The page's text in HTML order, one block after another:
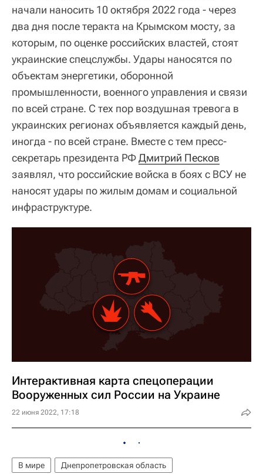
начали наносить 10 октября 2022 года - через
два дня после теракта на Крымском мосту, за
которым, по оценке российских властей, стоят
украинские спецслужбы. Удары наносятся по
объектам энергетики, оборонной
промышленности, военного управления и связи
по всей стране. С тех пор воздушная тревога в
украинских регионах объявляется каждый день,
иногда - по всей стране. Вместе с тем пресс-
секретарь президента РФДмитрий Песков
заявлял, что российские войска в боях с ВСУ не
наносят удары по жилым домам и социальной
инфраструктуре.
Интерактивная карта спецоперации
Вооруженных сил России на Украине
22 июня 2022, 17:18
В мире
Днепропетровская область